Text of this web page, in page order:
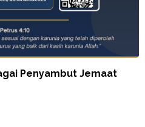
Penyambut Jemaat